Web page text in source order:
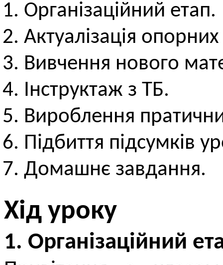
Організаційний етап.
Актуалізація
Вивчення нового
Інструктаж з ТБ.
Вироблення
Підбиття підсумків
Домашнє завдання.
Хід уроку
1. Організаційний